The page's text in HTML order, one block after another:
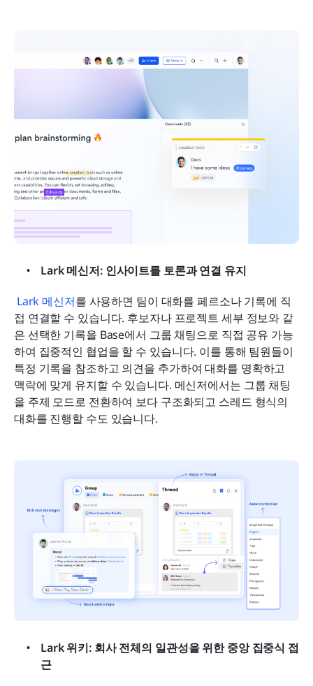
Lark 메신저: 인사이트를 토론과 연결 유지
Lark 메신저를 사용하면 팀이 대화를 페르소나 기록에 직
접 연결할 수 있습니다. 후보자나 프로젝트 세부 정보와 같
은 선택한 기록을 Base에서 그룹 채팅으로 직접 공유 가능
하여 집중적인 협업을 할 수 있습니다. 이를 통해 팀원들이
특정 기록을 참조하고 의견을 추가하여 대화를 명확하고
맥락에 맞게 유지할 수 있습니다. 메신저에서는 그룹 채팅
을 주제 모드로 전환하여 보다 구조화되고 스레드 형식의
대화를 진행할 수도 있습니다.
Lark 위키: 회사 전체의 일관성을 위한 중앙 집중식 접
근